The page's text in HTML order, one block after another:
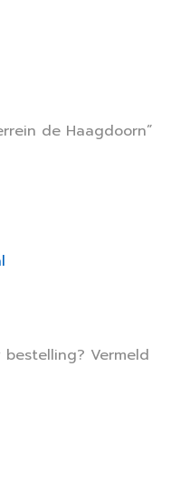
de Haagdoorn”
Vermeld